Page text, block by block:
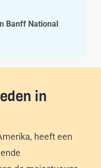
Banff National
in
heeft een